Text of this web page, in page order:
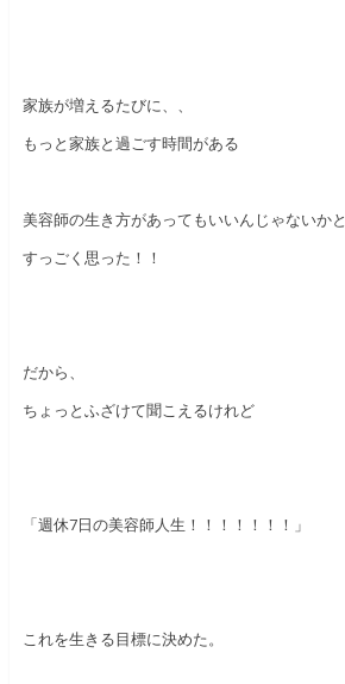
家族が増えるたびに、、
もっと家族と過ごす時間がある
美容師の生き方があってもいいんじゃないかと
すっごく思った！！
だから、
ちょっとふざけて聞こえるけれど
「週休7日の美容師人生！！！！！！！」
これを生きる目標に決めた。